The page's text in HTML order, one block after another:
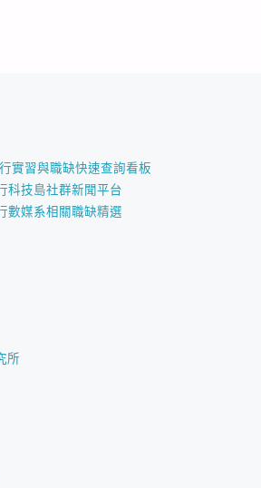
實習與職缺快速查詢看板
科技島社群新聞平台
數媒系相關職缺精選
所